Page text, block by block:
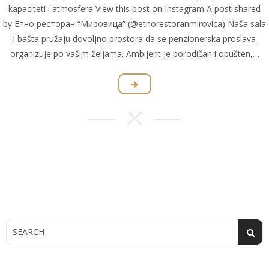
kapaciteti i atmosfera View this post on Instagram A post shared
by Етно ресторан “Мировица” (@etnorestoranmirovica) Naša sala
i bašta pružaju dovoljno prostora da se penzionerska proslava
organizuje po vašim željama. Ambijent je porodičan i opušten,…